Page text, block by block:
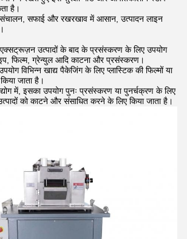
है।
सफाई और रखरखाव में आसान, उत्पादन लाइन
उत्पादों के बाद के प्रसंस्करण के लिए उपयोग
फिल्म, ग्रेन्युल आदि काटना और प्रसंस्करण।
विभिन्न खाद्य पैकेजिंग के लिए प्लास्टिक की फिल्मों या
जाता है।
में, इसका उपयोग पुनः प्रसंस्करण या पुनर्चक्रण के लिए
को काटने और संसाधित करने के लिए किया जाता है।